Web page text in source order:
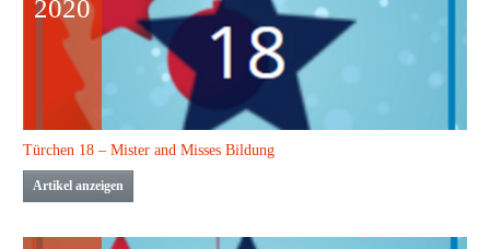
2020
Türchen 18 – Mister and Misses Bildung
Artikel anzeigen